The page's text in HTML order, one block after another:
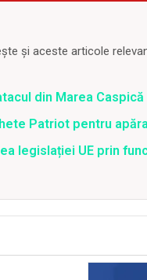
și aceste articole
din Marea Caspică
Patriot pentru
legislației UE prin